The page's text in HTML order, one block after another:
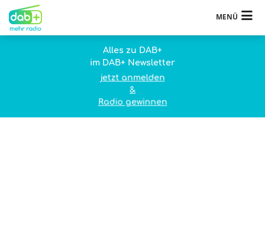
MENÜ
Alles zu DAB+
im DAB+ Newsletter
jetzt anmelden
&
Radio gewinnen